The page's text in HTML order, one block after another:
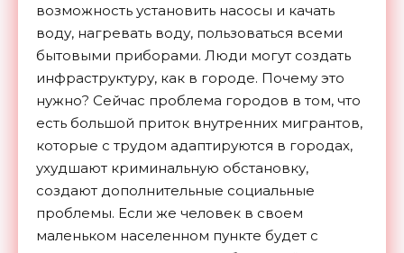
возможность установить насосы и качать
воду, нагревать воду, пользоваться всеми
бытовыми приборами. Люди могут создать
инфраструктуру, как в городе. Почему это
нужно? Сейчас проблема городов в том, что
есть большой приток внутренних мигрантов,
которые с трудом адаптируются в городах,
ухудшают криминальную обстановку,
создают дополнительные социальные
проблемы. Если же человек в своем
маленьком населенном пункте будет с